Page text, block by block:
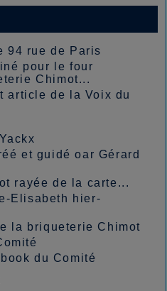
94 rue de Paris
pour le four
Chimot...
article de la Voix du
et guidé oar Gérard
rayée de la carte...
Elisabeth hier-
la briqueterie Chimot
du Comité